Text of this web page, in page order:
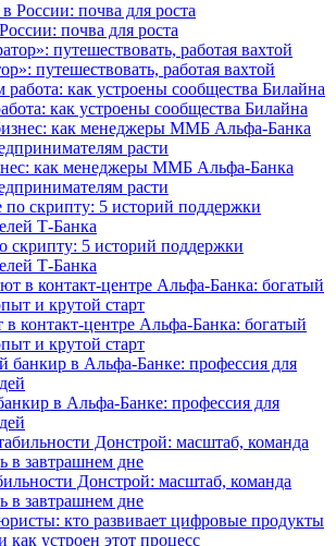
почва для роста
путешествовать, работая вахтой
как устроены сообщества Билайна
как менеджеры ММБ Альфа-Банка
расти
скрипту: 5 историй поддержки
Т-Банка
в контакт-центре Альфа-Банка: богатый
и крутой старт
в Альфа-Банке: профессия для
Донстрой: масштаб, команда
в завтрашнем дне